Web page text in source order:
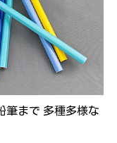
筆まで 多種多様な